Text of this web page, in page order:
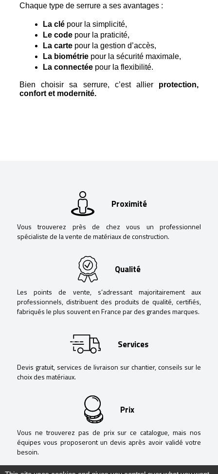
Chaque type de serrure a ses avantages :
La clé pour la simplicité,
Le code pour la praticité,
La carte pour la gestion d’accès,
La biométrie pour la sécurité maximale,
La connectée pour la flexibilité.
Bien choisir sa serrure, c’est allier protection,
confort et modernité.
Proximité
Vous trouverez près de chez vous un professionnel
spécialiste de la vente de matériaux de construction.
Qualité
Les points de vente, s’adressant majoritairement aux
professionnels, distribuent des produits de qualité, certifiés,
fabriqués le plus souvent en France par des grandes marques.
Services
Devis gratuit, services de livraison sur chantier, conseils sur le
choix des matériaux.
Prix
Vous ne trouverez pas de prix sur ce catalogue, mais nos
équipes vous proposeront un devis après avoir validé votre
besoin.